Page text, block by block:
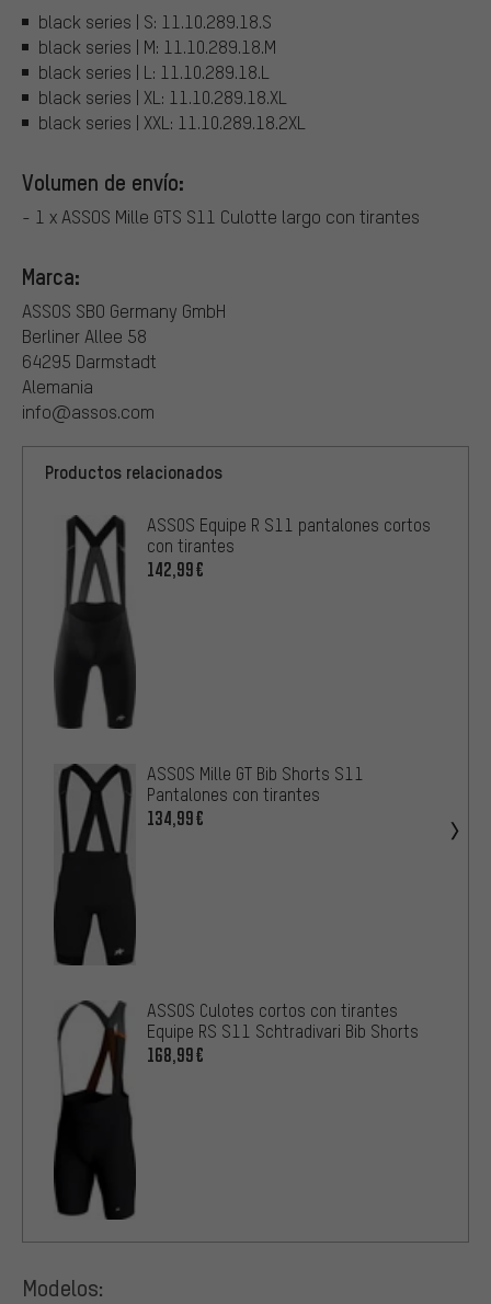
black series | S: 11.10.289.18.S
black series | M: 11.10.289.18.M
black series | L: 11.10.289.18.L
black series | XL: 11.10.289.18.XL
black series | XXL: 11.10.289.18.2XL
Volumen de envío:
- 1 x ASSOS Mille GTS S11 Culotte largo con tirantes
Marca:
ASSOS SBO Germany GmbH
Berliner Allee 58
64295 Darmstadt
Alemania
info@assos.com
Productos relacionados
ASSOS Equipe R S11 pantalones cortos
con tirantes
142,99€
ASSOS Mille GT Bib Shorts S11
Pantalones con tirantes
134,99€
ASSOS Culotes cortos con tirantes
Equipe RS S11 Schtradivari Bib Shorts
168,99€
Modelos: